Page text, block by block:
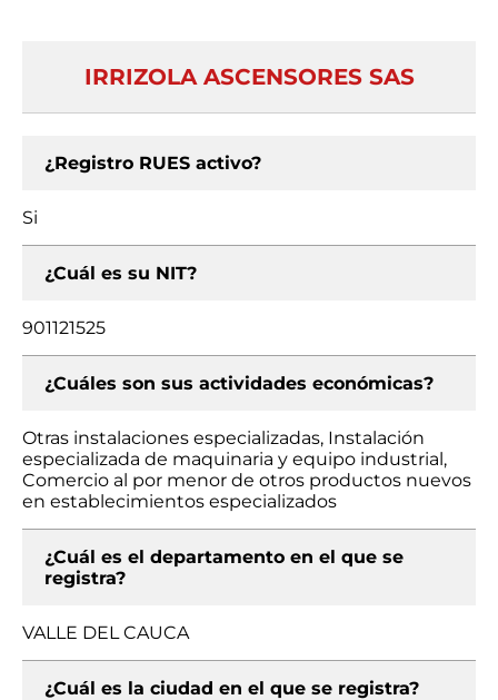
IRRIZOLA ASCENSORES SAS
¿Registro RUES activo?
Si
¿Cuál es su NIT?
901121525
¿Cuáles son sus actividades económicas?
Otras instalaciones especializadas, Instalación
especializada de maquinaria y equipo industrial,
Comercio al por menor de otros productos nuevos
en establecimientos especializados
¿Cuál es el departamento en el que se
registra?
VALLE DEL CAUCA
¿Cuál es la ciudad en el que se registra?